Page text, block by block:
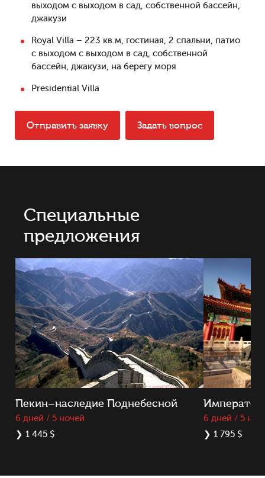
выходом с выходом в сад, собственной бассейн,
джакузи
Royal Villa – 223 кв.м, гостиная, 2 спальни, патио
с выходом с выходом в сад, собственной
бассейн, джакузи, на берегу моря
Presidential Villa
Отправить заявку Задать вопрос
Специальные
предложения
Пекин–наследие Поднебесной
6 дней / 5 ночей
❯ 1 445 $
6 дней / 5
❯ 1 795 $